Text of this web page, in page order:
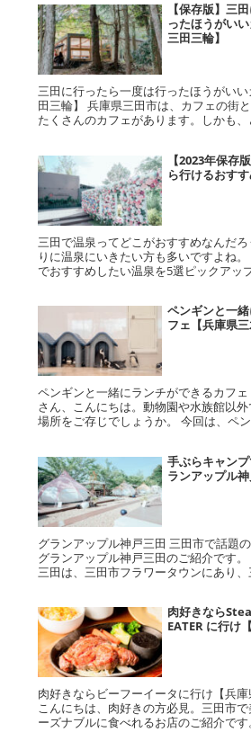
【保存版】三
ったほうがい
三田三輪】
三田に行ったら一度は行ったほうがい
田三輪】 兵庫県三田市は、カフェの街と
たくさんのカフェがあります。しかも
【2023年保存
ら行けるおす
三田で温泉ってどこがおすすめなんだ
りに温泉にいきたい方も多いですよね
でおすすめしたい温泉を5選ピックアッ
ペンギンと一
フェ【兵庫県三
ペンギンと一緒にランチができるカフ
さん、こんにちは。動物園や水族館以
場所をご存じでしょうか。 今回は、ペ
手ぶらキャン
ランアップル
グランアップル神戸三田 三田市で話題の
グランアップル神戸三田のご紹介です
三田は、三田市フラワータウンにあり
肉好きなら
EATER に行け
肉好きならビーフーイータに行け【兵庫
こんにちは、肉好きの方必見。三田市
ーズナブルに食べれるお店のご紹介です